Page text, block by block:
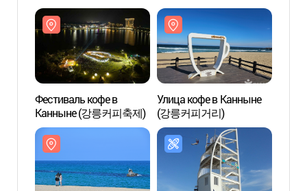
Фестиваль кофе в
Канныне (강릉커피축제)
Улица кофе в Канныне
(강릉커피거리)